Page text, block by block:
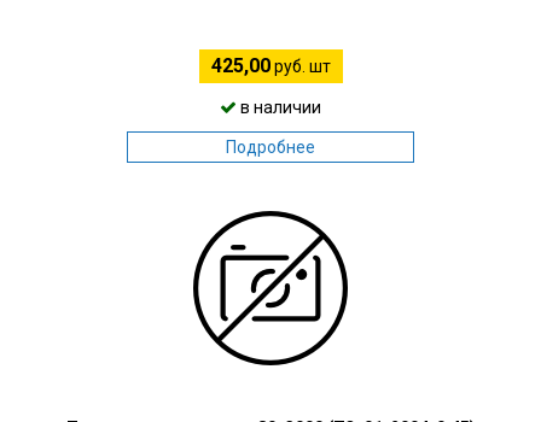
425,00руб. шт
в наличии
Подробнее